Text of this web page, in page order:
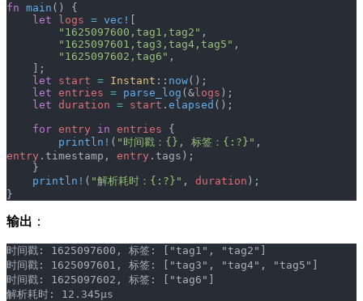
fn main () {
    let
logs = vec!
        "1625097600,tag1,tag2"
,
        "1625097601,tag3,tag4,tag5"
,
        "1625097602,tag6"
,
    ];
    let
start = Instant :: now();
    let
entries = parse_log (& logs );
    let
duration = start . elapsed ();
    for
entry in entries {
        println!
( "时间戳：{}, 标签：{:?}"
entry .timestamp, entry .tags);
    }
    println!
( "解析耗时：{:?}" , duration );
}
输出 ：
时间戳: 1625097600, 标签: ["tag1", "tag2"]
时间戳: 1625097601, 标签: ["tag3", "tag4", "tag5"]
时间戳: 1625097602, 标签: ["tag6"]
解析耗时: 12.345µs